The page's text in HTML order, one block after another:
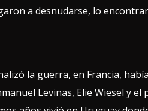
a desnudarse, lo
la guerra, en Francia,
Levinas, Elie Wiesel y